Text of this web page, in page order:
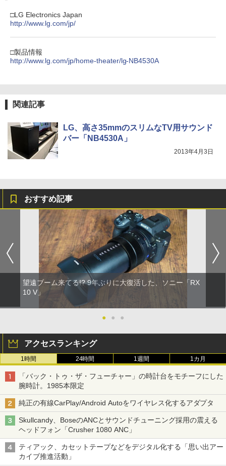
□LG Electronics Japan
http://www.lg.com/jp/
□製品情報
http://www.lg.com/jp/home-theater/lg-NB4530A
関連記事
LG、高さ35mmのスリムなTV用サウンド
バー「NB4530A」
2013年4月3日
おすすめ記事
望遠ブーム来てる!? 9年ぶりに大復活した、ソニー「RX
10 V」
● ● ●
アクセスランキング
1時間 24時間 1週間 1カ月
「バック・トゥ・ザ・フューチャー」の時計台をモチーフにした
腕時計。1985本限定
純正の有線CarPlay/Android Autoをワイヤレス化するアダプタ
Skullcandy、BoseのANCとサウンドチューニング採用の震える
ヘッドフォン「Crusher 1080 ANC」
ティアック、カセットテープなどをデジタル化する「思い出アー
カイブ推進活動」